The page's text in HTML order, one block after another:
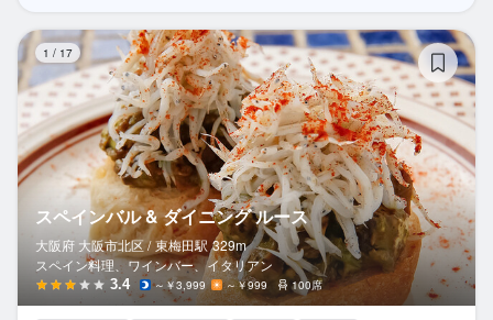
1 / 17
スペインバル & ダイニング ルース
大阪府 大阪市北区 / 東梅田駅 329m
スペイン料理、ワインバー、イタリアン
3.4 ～￥3,999 ～￥999 100席